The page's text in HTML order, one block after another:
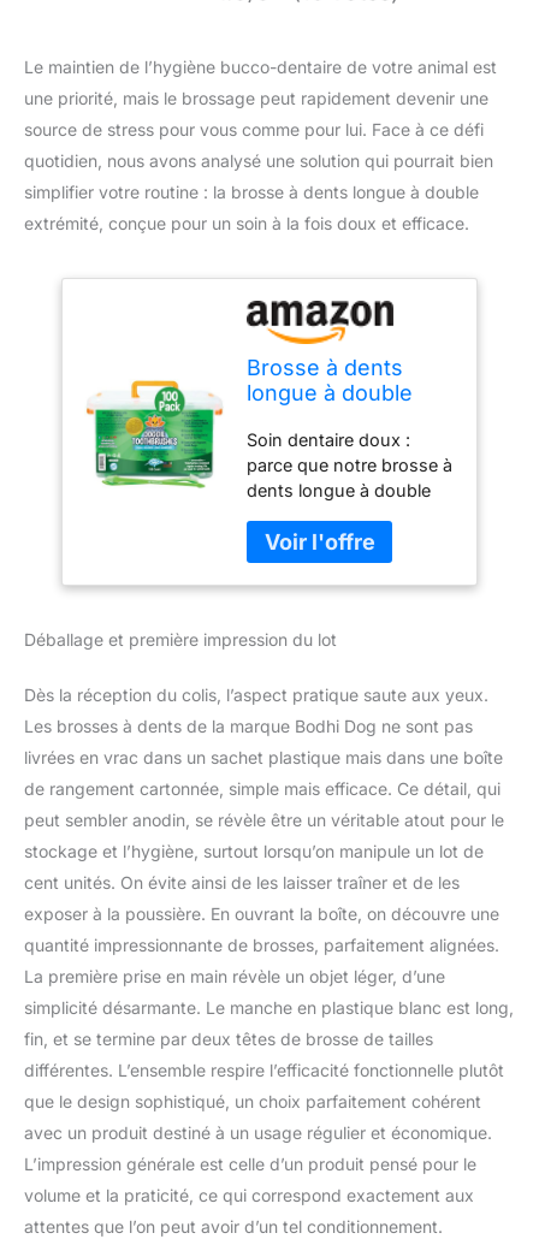
Le maintien de l’hygiène bucco-dentaire de votre animal est
une priorité, mais le brossage peut rapidement devenir une
source de stress pour vous comme pour lui. Face à ce défi
quotidien, nous avons analysé une solution qui pourrait bien
simplifier votre routine : la brosse à dents longue à double
extrémité, conçue pour un soin à la fois doux et efficace.
Brosse à dents
longue à double
chien et chat | Poils
super doux pour
animaux de
compagnie, soins
dentaires et
buccaux, dents et
gencives
Soin dentaire doux :
parce que notre brosse à
dents longue à double
super doux, vous serez
en mesure d'enlever
doucement les débris et
votre animal de
de dommages ou
d'inconfort. Nous
soutenons nos produits.
Pour toutes les tailles de
chiens et chats : avec
deux têtes de tailles
différentes, conçues
et les chiens de toutes
les tailles, assurant une
expérience confortable à
la fois pour l'animal et le
signifie un moyen simple
de lutter contre la
gingivite, l'accumulation
de tartre et la mauvaise
haleine. Les vétérinaires
recommandent un
brossage régulier pour
garder la bouche de
votre animal de
Déballage et première impression du lot
Dès la réception du colis, l’aspect pratique saute aux yeux.
Les brosses à dents de la marque Bodhi Dog ne sont pas
livrées en vrac dans un sachet plastique mais dans une boîte
de rangement cartonnée, simple mais efficace. Ce détail, qui
peut sembler anodin, se révèle être un véritable atout pour le
stockage et l’hygiène, surtout lorsqu’on manipule un lot de
cent unités. On évite ainsi de les laisser traîner et de les
exposer à la poussière. En ouvrant la boîte, on découvre une
quantité impressionnante de brosses, parfaitement alignées.
La première prise en main révèle un objet léger, d’une
simplicité désarmante. Le manche en plastique blanc est long,
fin, et se termine par deux têtes de brosse de tailles
différentes. L’ensemble respire l’efficacité fonctionnelle plutôt
que le design sophistiqué, un choix parfaitement cohérent
avec un produit destiné à un usage régulier et économique.
L’impression générale est celle d’un produit pensé pour le
volume et la praticité, ce qui correspond exactement aux
attentes que l’on peut avoir d’un tel conditionnement.